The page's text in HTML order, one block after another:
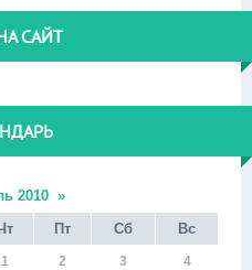
САЙТ
2010 »
Пт Сб Вс
1 2 3 4